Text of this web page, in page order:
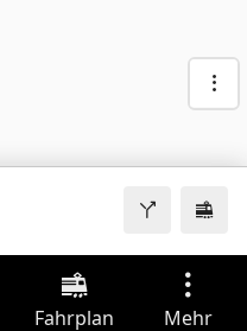
Fahrplan Mehr